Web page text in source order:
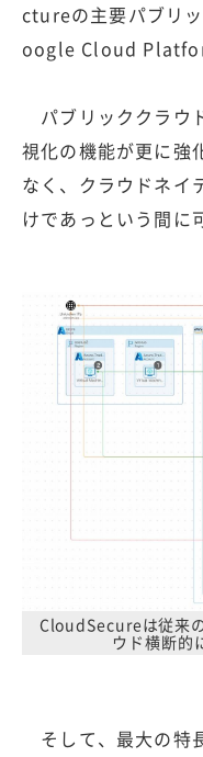
ctureの主要パブリ
oogle Cloud
パブリッククラウ
視化の機能が更に強
なく、クラウドネイ
けであっという間に
CloudSecureは従来
ウド横断的
そして、最大の特